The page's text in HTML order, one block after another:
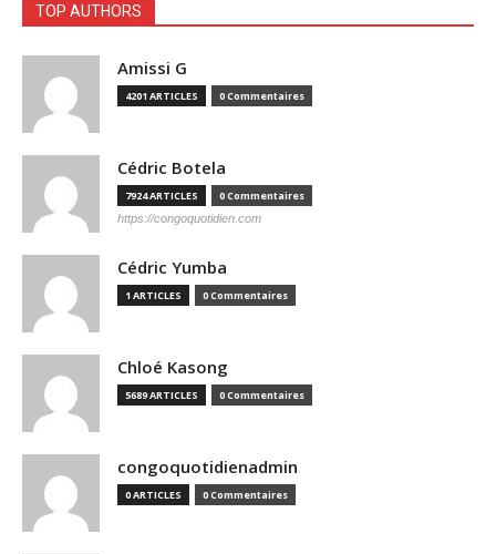
TOP AUTHORS
Amissi G
4201 ARTICLES 0 Commentaires
Cédric Botela
7924 ARTICLES 0 Commentaires
https://congoquotidien.com
Cédric Yumba
1 ARTICLES 0 Commentaires
Chloé Kasong
5689 ARTICLES 0 Commentaires
congoquotidienadmin
0 ARTICLES 0 Commentaires